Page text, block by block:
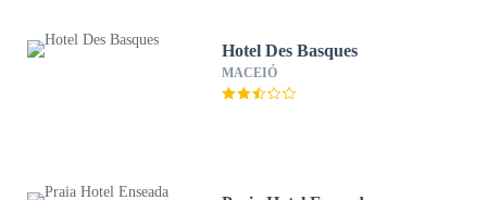
Hotel Des Basques
MACEIÓ